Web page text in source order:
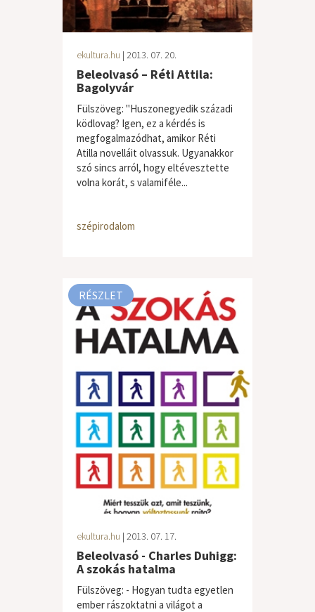
ekultura.hu | 2013. 07. 20.
Beleolvasó – Réti Attila:
Bagolyvár
Fülszöveg: "Huszonegyedik századi
ködlovag? Igen, ez a kérdés is
megfogalmazódhat, amikor Réti
Atilla novelláit olvassuk. Ugyanakkor
szó sincs arról, hogy eltévesztette
volna korát, s valamiféle...
szépirodalom
RÉSZLET
ekultura.hu | 2013. 07. 17.
Beleolvasó - Charles Duhigg:
A szokás hatalma
Fülszöveg: - Hogyan tudta egyetlen
ember rászoktatni a világot a